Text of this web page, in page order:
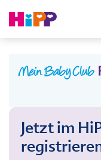
Jetzt im